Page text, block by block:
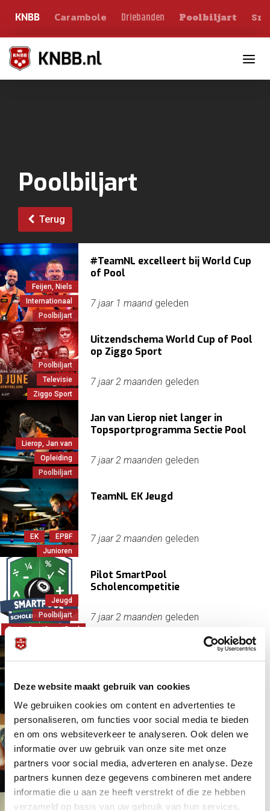
Deze website maakt gebruik van cookies
We gebruiken cookies om content en advertenties te
personaliseren, om functies voor social media te bieden
en om ons websiteverkeer te analyseren. Ook delen we
informatie over uw gebruik van onze site met onze
partners voor social media, adverteren en analyse. Deze
partners kunnen deze gegevens combineren met andere
informatie die u aan ze heeft verstrekt of die ze hebben
verzameld op basis van uw gebruik van hun services.
KNBB Carambole Driebanden Poolbiljart
Poolbiljart
Terug
Feijen, Niels
Internationaal
Poolbiljart
#TeamNL excelleert bij World Cup
of Pool
7 jaar 1 maand geleden
Poolbiljart
Televisie
Ziggo Sport
Uitzendschema World Cup of Pool
op Ziggo Sport
7 jaar 2 maanden geleden
Lierop, Jan van
Opleiding
Poolbiljart
Jan van Lierop niet langer in
Topsportprogramma Sectie Pool
7 jaar 2 maanden geleden
EK
EPBF
Junioren
TeamNL EK Jeugd
7 jaar 2 maanden geleden
Jeugd
Poolbiljart
SmartCue/SmartPool
Pilot SmartPool
Scholencompetitie
7 jaar 2 maanden geleden
Junioren
NK
Succesvol NK Pool Jeugd 2019 zit
erop
7 jaar 2 maanden
Zilver Ivar Saris bij Eurotour
Treviso
7 jaar 3 maandengeleden